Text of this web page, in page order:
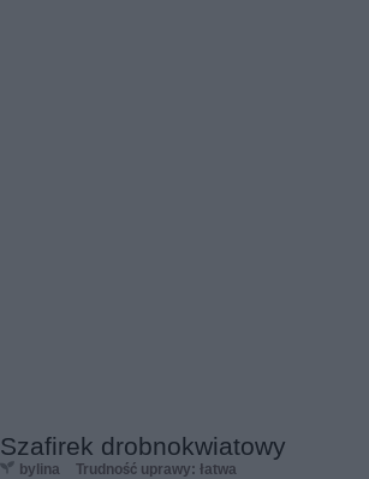
Szafirek drobnokwiatowy
bylina Trudność uprawy: łatwa